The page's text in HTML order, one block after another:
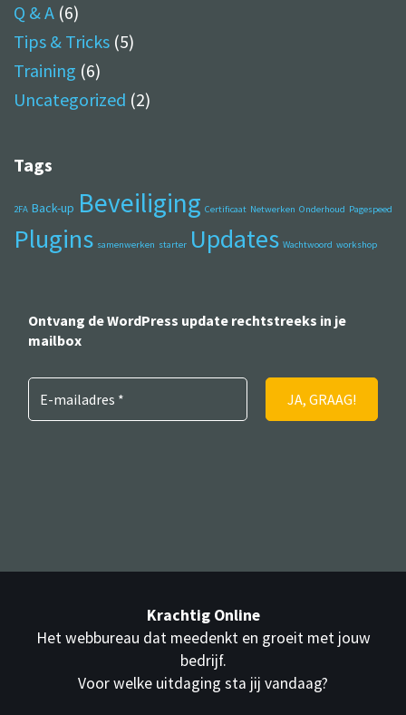
Q & A (6)
Tips & Tricks (5)
Training (6)
Uncategorized (2)
Tags
2FA Back-up Beveiliging Certificaat Netwerken Onderhoud Pagespeed
Plugins samenwerken starter Updates Wachtwoord workshop
Ontvang de WordPress update rechtstreeks in je
mailbox
Krachtig Online
Het webbureau dat meedenkt en groeit met jouw
bedrijf.
Voor welke uitdaging sta jij vandaag?